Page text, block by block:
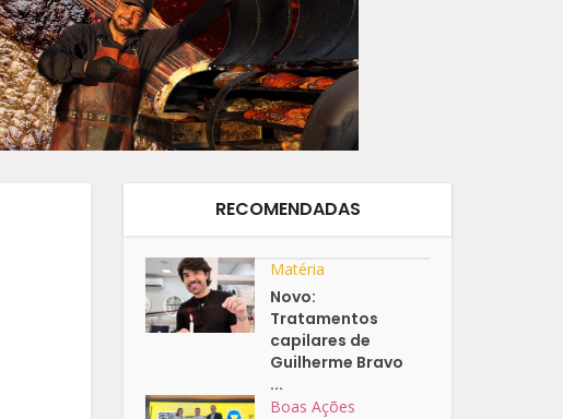
RECOMENDADAS
Matéria
Novo:
Tratamentos
capilares de
Guilherme Bravo
...
Boas Ações